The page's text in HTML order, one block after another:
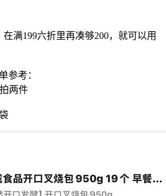
满199六折里再凑够200，就可以用
参考：
拍两件